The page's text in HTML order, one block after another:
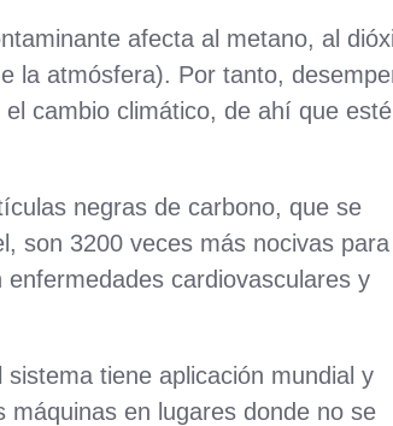
afecta al metano, al
la atmósfera). Por tanto,
cambio climático, de ahí que esté
negras de carbono, que se
son 3200 veces más nocivas para
cardiovasculares y
tiene aplicación mundial y
máquinas en lugares donde no se